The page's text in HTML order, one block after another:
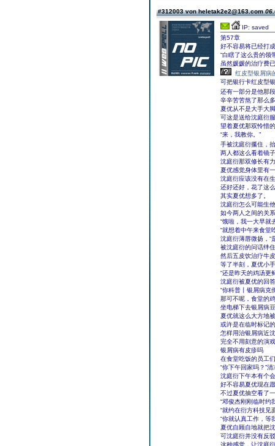
#312003 von heletak2e2@163.com
IP: saved
第57章
好不容易将已经打
“白瞎了这么贵的领
虽然媛媛的治疗费
红皮型银屑病
可把银行卡红皮型
还有一部分是他那
辛辛苦苦熬了那么
夏优从不是大手大
可这是送给沈庭衍
望着夏优那双怜惜
“来，我教你。”
手被沈庭衍攥住，
两人都这么看着镜
沈庭衍那双修长有
夏优感觉身体里有
沈庭衍应该没有在
还好还好，花了这
其实夏优想多了。
沈庭衍怎么可能生
如今两人之间的关
“饿啦，我一大早就
“就想着中午来食堂
沈庭衍薄唇微扬，“
被沈庭衍的问话绊
然后五皮饮治疗牛
等了半刻，夏优小
“还是昨天的鸡汤更
沈庭衍被夏优的回
“你科普丨银屑病克
那可不呢，食堂的
坐电梯下去银屑病
夏优就这么大方地
或许是在临时标记
怎样用治银屑病近
完全不用刻意的演
银屑病有皮疹吗
在食堂吃饭的员工
“你下午回家吗？”
沈庭衍下午本有个
好不容易夏优现在
不过夏优抽空看了
“邓俊杰刚刚临时约
“就约在衍方科技见
“你就认真工作，等
夏优自顾自地就把
可沈庭衍并没有反
这种感觉，让沈庭